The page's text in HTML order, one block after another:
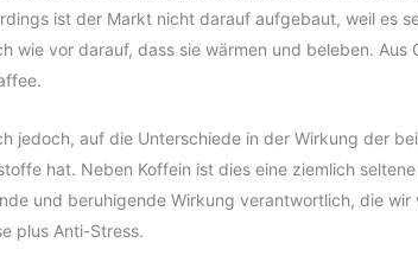
ist der Markt nicht darauf aufgebaut, weil es
wie vor darauf, dass sie wärmen und beleben.
jedoch, auf die Unterschiede in der Wirkung der
hat. Neben Koffein ist dies eine ziemlich
und beruhigende Wirkung verantwortlich, die
plus Anti-Stress.